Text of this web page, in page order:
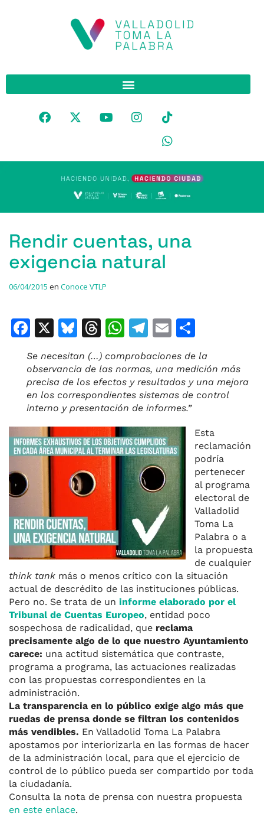
Rendir cuentas, una
exigencia natural
06/04/2015 en Conoce VTLP
F
a
c
e
b
o
o
k
X
Bl
e
s
k
y
T
h
re
a
d
s
W
at
s
A
p
p
T
el
e
gr
a
m
E
m
ai
l
o
m
p
ar
r
Se necesitan (…) comprobaciones de la
observancia de las normas, una medición más
precisa de los efectos y resultados y una mejora
en los correspondientes sistemas de control
interno y presentación de informes.”
Esta
reclamación
podría
pertenecer
al programa
electoral de
Valladolid
Toma La
Palabra o a
la propuesta
de cualquier
think tank más o menos crítico con la situación
actual de descrédito de las instituciones públicas.
Pero no. Se trata de un informe elaborado por el
Tribunal de Cuentas Europeo, entidad poco
sospechosa de radicalidad, que reclama
precisamente algo de lo que nuestro Ayuntamiento
carece: una actitud sistemática que contraste,
programa a programa, las actuaciones realizadas
con las propuestas correspondientes en la
administración.
La transparencia en lo público exige algo más que
ruedas de prensa donde se filtran los contenidos
más vendibles. En Valladolid Toma La Palabra
apostamos por interiorizarla en las formas de hacer
de la administración local, para que el ejercicio de
control de lo público pueda ser compartido por toda
la ciudadanía.
Consulta la nota de prensa con nuestra propuesta
en este enlace.